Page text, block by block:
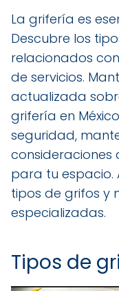
La grifería es
Descubre los
relacionados
de servicios.
actualizada
grifería en
seguridad,
para tu espacio.
tipos de grifos y
especializadas.
Tipos de